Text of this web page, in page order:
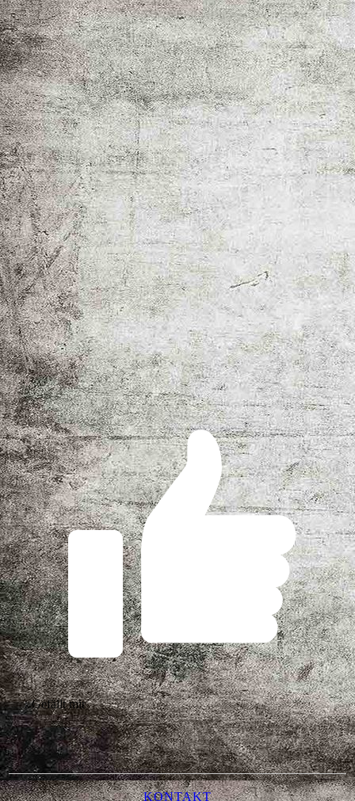
thetruebride
Gefällt mir
KONTAKT